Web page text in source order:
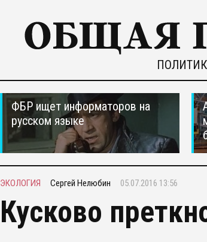
ФБР ищет информаторов на
русском языке
ЭКОЛОГИЯ Сергей Нелюбин 05.07.2016 13:56
Кусково